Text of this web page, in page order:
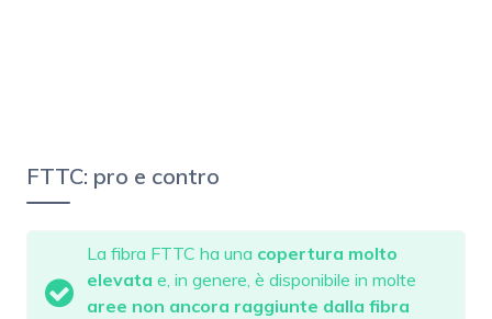
FTTC: pro e contro
La fibra FTTC ha una copertura molto
elevata e, in genere, è disponibile in molte
aree non ancora raggiunte dalla fibra